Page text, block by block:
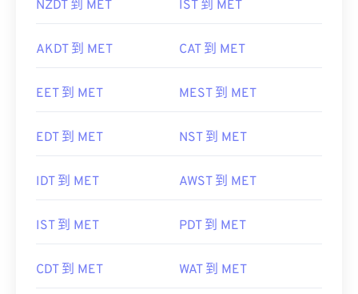
NZDT 到 MET IST 到 MET
AKDT 到 MET CAT 到 MET
EET 到 MET MEST 到 MET
EDT 到 MET NST 到 MET
IDT 到 MET AWST 到 MET
IST 到 MET PDT 到 MET
CDT 到 MET WAT 到 MET